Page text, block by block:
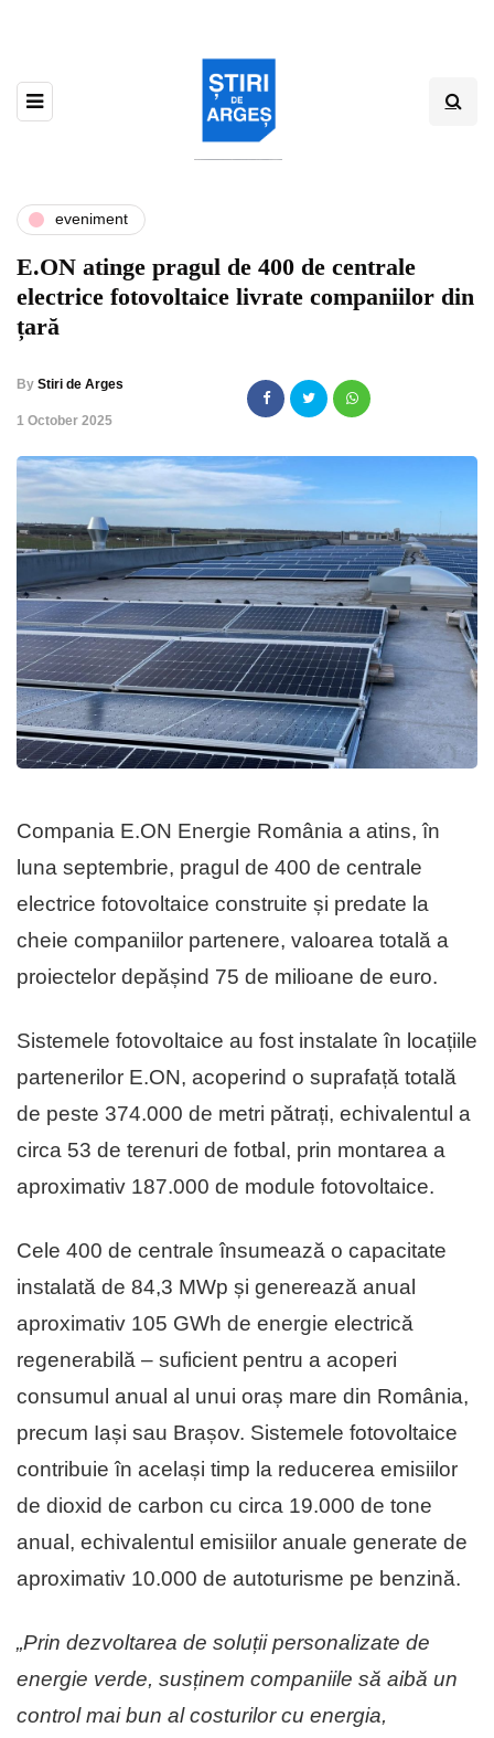
eveniment
E.ON atinge pragul de 400 de centrale
electrice fotovoltaice livrate companiilor din
țară
By Stiri de Arges
,1 October 2025
Compania E.ON Energie România a atins, în
luna septembrie, pragul de 400 de centrale
electrice fotovoltaice construite și predate la
cheie companiilor partenere, valoarea totală a
proiectelor depășind 75 de milioane de euro.
Sistemele fotovoltaice au fost instalate în locațiile
partenerilor E.ON, acoperind o suprafață totală
de peste 374.000 de metri pătrați, echivalentul a
circa 53 de terenuri de fotbal, prin montarea a
aproximativ 187.000 de module fotovoltaice.
Cele 400 de centrale însumează o capacitate
instalată de 84,3 MWp și generează anual
aproximativ 105 GWh de energie electrică
regenerabilă – suficient pentru a acoperi
consumul anual al unui oraș mare din România,
precum Iași sau Brașov. Sistemele fotovoltaice
contribuie în același timp la reducerea emisiilor
de dioxid de carbon cu circa 19.000 de tone
anual, echivalentul emisiilor anuale generate de
aproximativ 10.000 de autoturisme pe benzină.
„Prin dezvoltarea de soluții personalizate de
energie verde, susținem companiile să aibă un
control mai bun al costurilor cu energia,